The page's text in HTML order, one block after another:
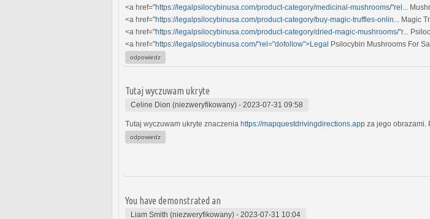
<a href="https://legalpsilocybinusa.com/product-category/medicinal-mushrooms/"rel...
<a href="https://legalpsilocybinusa.com/product-category/buy-magic-truffles-onlin...
Magic
<a href="https://legalpsilocybinusa.com/product-category/dried-magic-mushrooms/"r...
<a href="https://legalpsilocybinusa.com/"rel="dofollow">Legal Psilocybin Mushrooms For
odpowiedz
Tutaj wyczuwam ukryte
Celine Dion (niezweryfikowany) - 2023-07-31 09:58
Tutaj wyczuwam ukryte znaczenia https://mapquestdrivingdirections.app za jego obrazami.
odpowiedz
You have demonstrated an
Liam Smith (niezweryfikowany) - 2023-07-31 10:04